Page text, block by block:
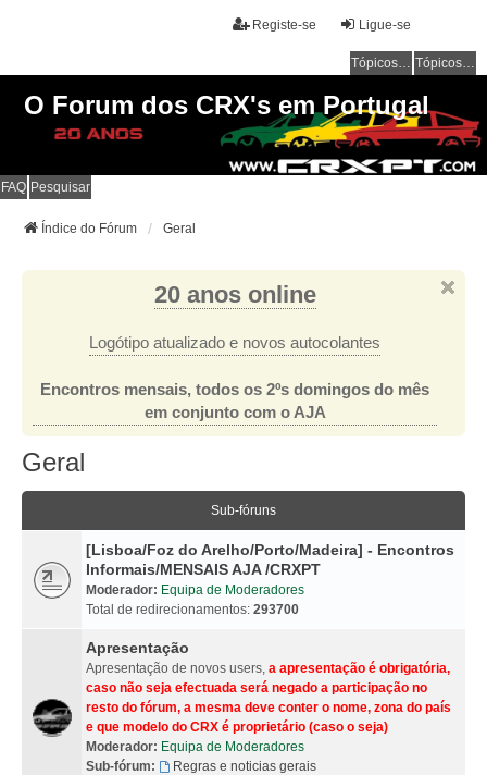
Ligue-se
Registe-se
Tópicos sem resposta Tópicos ativos
O Forum dos CRX's em Portugal
FAQ Pesquisar
Índice do Fórum Geral
20 anos online
Logótipo atualizado e novos autocolantes
Encontros mensais, todos os 2ºs domingos do mês
em conjunto com o AJA
Geral
Sub-fóruns
[Lisboa/Foz do Arelho/Porto/Madeira] - Encontros
Informais/MENSAIS AJA /CRXPT
Moderador: Equipa de Moderadores
Total de redirecionamentos: 293700
Apresentação
Apresentação de novos users, a apresentação é obrigatória,
caso não seja efectuada será negado a participação no
resto do fórum, a mesma deve conter o nome, zona do país
e que modelo do CRX é proprietário (caso o seja)
Moderador: Equipa de Moderadores
Sub-fórum:
Regras e noticias gerais